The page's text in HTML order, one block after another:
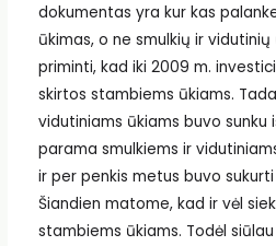
dokumentas yra kur kas
ūkimas, o ne smulkių ir vidutinių
priminti, kad iki 2009 m.
skirtos stambiems ūkiams.
vidutiniams ūkiams buvo sunku
parama smulkiems ir
ir per penkis metus buvo
Šiandien matome, kad ir vėl
stambiems ūkiams. Todėl